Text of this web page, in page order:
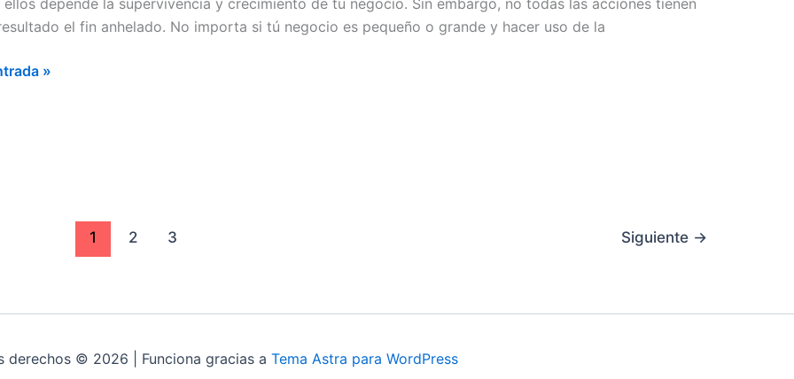
el fin anhelado. No importa si tú negocio es pequeño o grande y hacer uso de la
»
1 2 3 Siguiente →
derechos © 2026 | Funciona gracias a Tema Astra para WordPress